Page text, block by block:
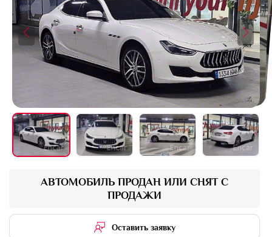
АВТОМОБИЛЬ ПРОДАН ИЛИ СНЯТ С
ПРОДАЖИ
Оставить заявку